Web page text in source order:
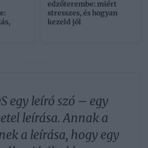
edzőterembe: miért
stresszes, és hogyan
kezeld jól
egy leíró szó – egy
leírása. Annak a
a leírása, hogy egy